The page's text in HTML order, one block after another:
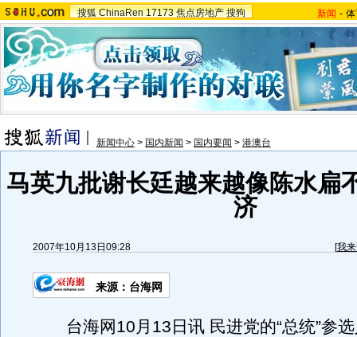
搜狐 ChinaRen 17173 焦点房地产 搜狗 新闻 -
新闻中心 > 国内新闻 > 国内要闻 > 港澳台
马英九批谢长廷越来越像陈水扁
济
2007年10月13日09:28 [我
来源：台海网
台海网10月13日讯 民进党的“总统”参选